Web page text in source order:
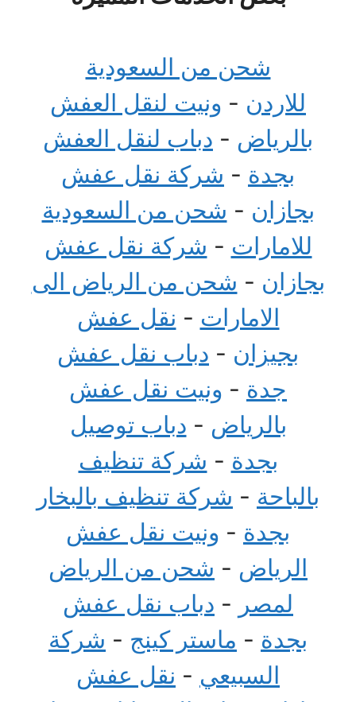
شحن من السعودية
للاردن - ونيت لنقل العفش
بالرياض - دباب لنقل العفش
بجدة - شركة نقل عفش
بجازان - شحن من السعودية
للامارات - شركة نقل عفش
بجازان - شحن من الرياض الى
الامارات - نقل عفش
بجيزان - دباب نقل عفش
جدة - ونيت نقل عفش
بالرياض - دباب توصيل
بجدة - شركة تنظيف
بالباحة - شركة تنظيف بالبخار
بجدة - ونيت نقل عفش
الرياض - شحن من الرياض
لمصر - دباب نقل عفش
بجدة - ماستر كينج - شركة
السبيعي - نقل عفش